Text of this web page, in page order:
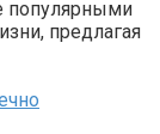
популярными
предлагая